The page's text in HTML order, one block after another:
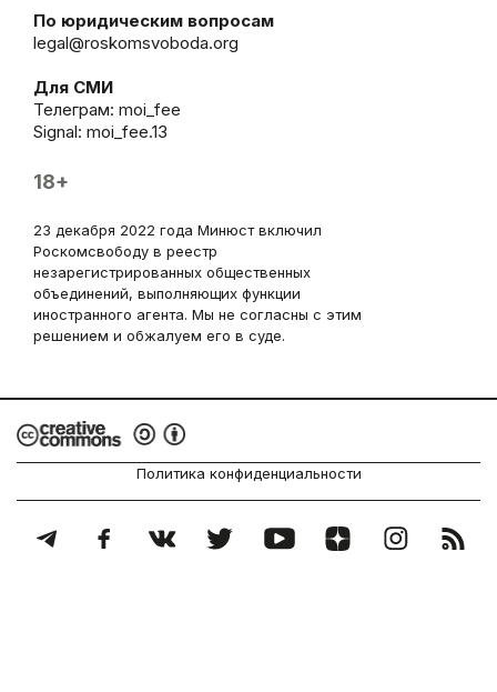
По юридическим вопросам
legal@roskomsvoboda.org
Для СМИ
Телеграм: moi_fee
Signal: moi_fee.13
18+
23 декабря 2022 года Минюст включил
Роскомсвободу в реестр
незарегистрированных общественных
объединений, выполняющих функции
иностранного агента. Мы не согласны с этим
решением и обжалуем его в суде.
Политика конфиденциальности